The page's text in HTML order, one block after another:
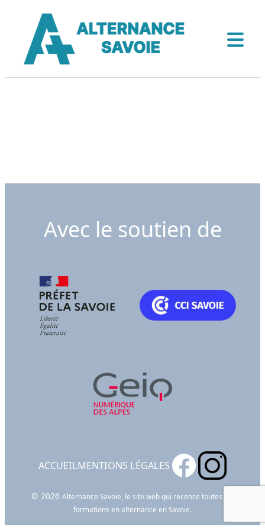
Avec le soutien de
ACCUEILMENTIONS LÉGALES
© 2026 Alternance Savoie, le site web qui recense toutes les
formations en alternance en Savoie.